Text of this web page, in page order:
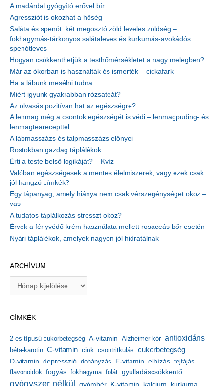
A madárdal gyógyító erővel bír
Agressziót is okozhat a hőség
Saláta és spenót: két megosztó zöld leveles zöldség –
fokhagymás-tárkonyos salátaleves és kurkumás-avokádós
spenótleves
Hogyan csökkenthetjük a testhőmérsékletet a nagy melegben?
Már az ókorban is használták és ismerték – cickafark
Ha a lábunk mesélni tudna…
Miért igyunk gyakrabban rózsateát?
Az olvasás pozitívan hat az egészségre?
A lenmag még a csontok egészségét is védi – lenmagpuding- és
lenmagtearecepttel
A lábmasszázs és talpmasszázs előnyei
Rostokban gazdag táplálékok
Érti a teste belső logikáját? – Kvíz
Valóban egészségesek a mentes élelmiszerek, vagy ezek csak
jól hangzó címkék?
Egy tápanyag, amely hiánya nem csak vérszegénységet okoz –
vas
A tudatos táplálkozás stresszt okoz?
Érvek a fényvédő krém használata mellett rosaceás bőr esetén
Nyári táplálékok, amelyek nagyon jól hidratálnak
ARCHÍVUM
í
u
m
CÍMKÉK
2-es típusú cukorbetegség A-vitamin Alzheimer-kór antioxidáns
béta-karotin C-vitamin cink csontritkulás cukorbetegség
D-vitamin depresszió dohányzás E-vitamin elhízás fejfájás
flavonoidok fogyás fokhagyma folát gyulladáscsökkentő
gyógyszer nélkül gyömbér K-vitamin kalcium kurkuma